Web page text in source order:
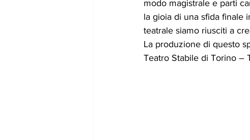
modo magistrale e parti
la gioia di una sfida finale
teatrale siamo riusciti a
La produzione di questo
Teatro Stabile di Torino –